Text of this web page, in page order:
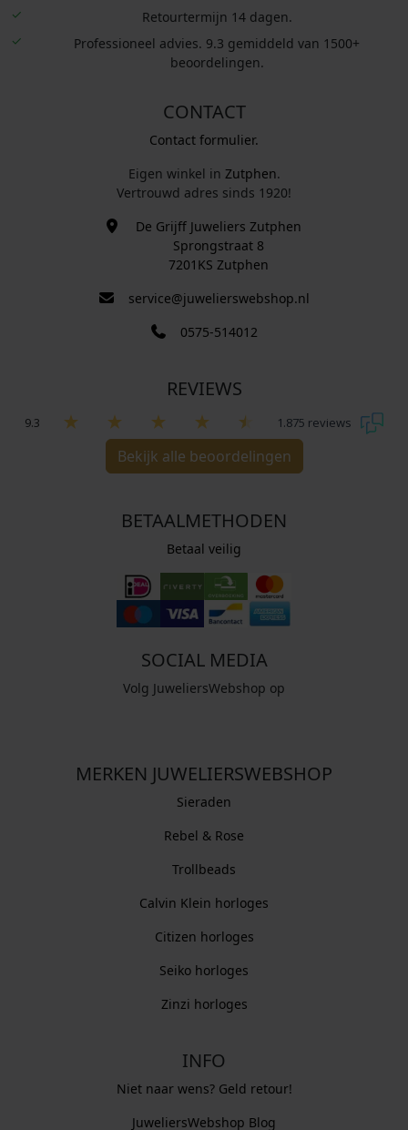
Retourtermijn 14 dagen.
Professioneel advies. 9.3 gemiddeld van 1500+
beoordelingen.
CONTACT
Contact formulier.
Eigen winkel in Zutphen.
Vertrouwd adres sinds 1920!
De Grijff Juweliers Zutphen
Sprongstraat 8
7201KS Zutphen
service@juwelierswebshop.nl
0575-514012
REVIEWS
9.3 1.875 reviews
Bekijk alle beoordelingen
BETAALMETHODEN
Betaal veilig
SOCIAL MEDIA
Volg JuweliersWebshop op
MERKEN JUWELIERSWEBSHOP
Sieraden
Rebel & Rose
Trollbeads
Calvin Klein horloges
Citizen horloges
Seiko horloges
Zinzi horloges
INFO
Niet naar wens? Geld retour!
JuweliersWebshop Blog